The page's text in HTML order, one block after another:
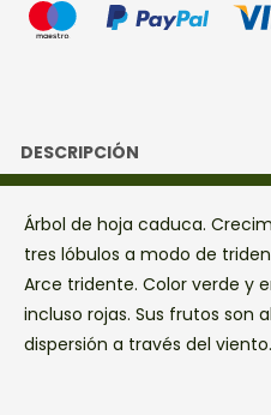
DESCRIPCIÓN
Árbol de hoja caduca.
tres lóbulos a modo de
Arce tridente. Color verde y
incluso rojas. Sus frutos son
dispersión a través del viento.